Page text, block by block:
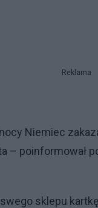
Reklama
Niemiec
– poinformował
sklepu